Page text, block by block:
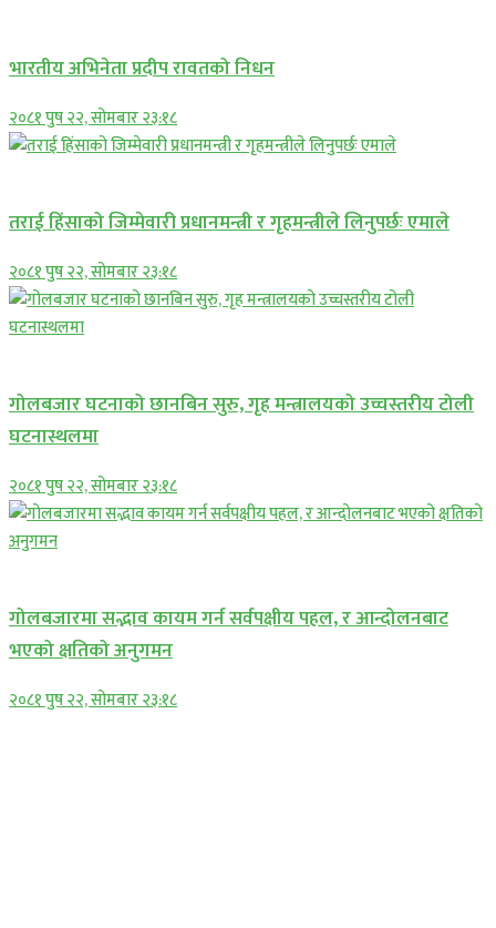
भारतीय अभिनेता प्रदीप रावतको निधन
२०८१ पुष २२, सोमबार २३:१८
तराई हिंसाको जिम्मेवारी प्रधानमन्त्री र गृहमन्त्रीले लिनुपर्छः एमाले
२०८१ पुष २२, सोमबार २३:१८
गोलबजार घटनाको छानबिन सुरु, गृह मन्त्रालयको उच्चस्तरीय टोली
घटनास्थलमा
२०८१ पुष २२, सोमबार २३:१८
गोलबजारमा सद्भाव कायम गर्न सर्वपक्षीय पहल, र आन्दोलनबाट
भएको क्षतिको अनुगमन
२०८१ पुष २२, सोमबार २३:१८